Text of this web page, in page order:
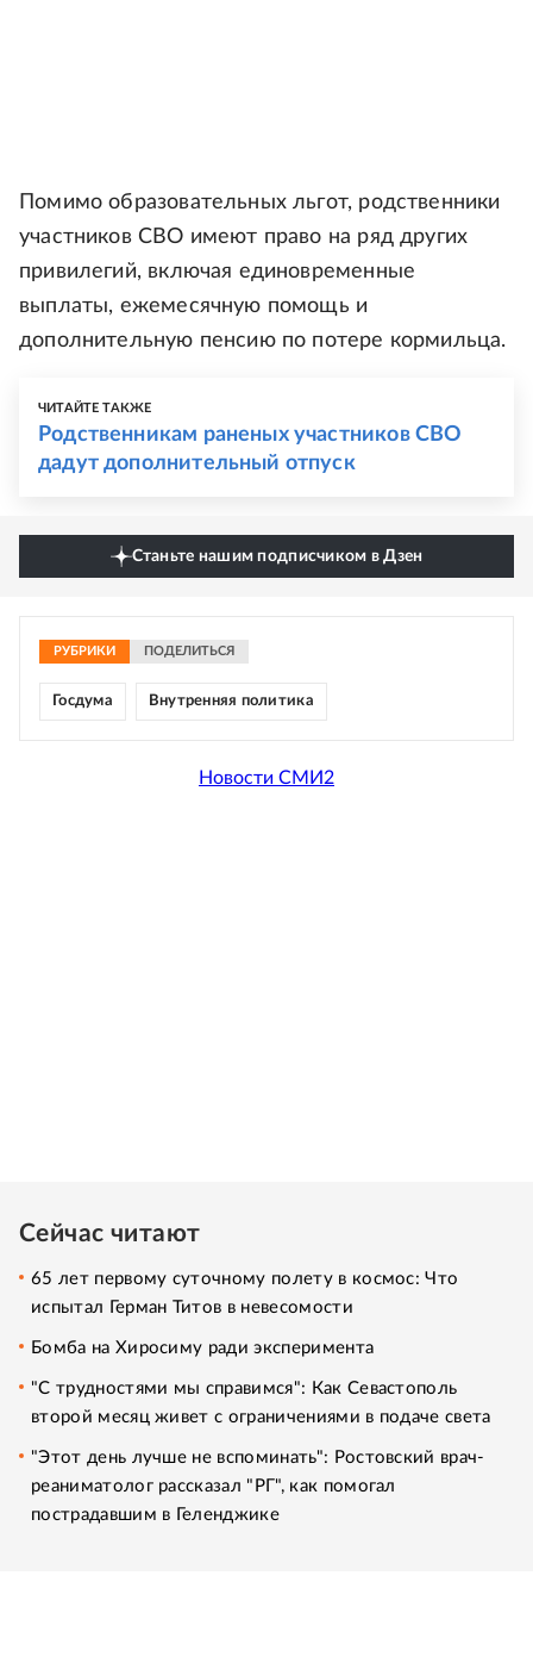
Помимо образовательных льгот, родственники
участников СВО имеют право на ряд других
привилегий, включая единовременные
выплаты, ежемесячную помощь и
дополнительную пенсию по потере кормильца.
ЧИТАЙТЕ ТАКЖЕ
Родственникам раненых участников СВО
дадут дополнительный отпуск
Станьте нашим подписчиком в Дзен
РУБРИКИ ПОДЕЛИТЬСЯ
Госдума Внутренняя политика
Новости СМИ2
Сейчас читают
65 лет первому суточному полету в космос: Что
испытал Герман Титов в невесомости
Бомба на Хиросиму ради эксперимента
"С трудностями мы справимся": Как Севастополь
второй месяц живет с ограничениями в подаче света
"Этот день лучше не вспоминать": Ростовский врач-
реаниматолог рассказал "РГ", как помогал
пострадавшим в Геленджике